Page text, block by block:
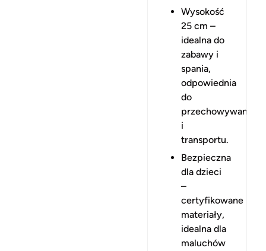
Wysokość
25 cm –
idealna do
zabawy i
spania,
odpowiednia
do
przechowywania
i
transportu.
Bezpieczna
dla dzieci
–
certyfikowane
materiały,
idealna dla
maluchów